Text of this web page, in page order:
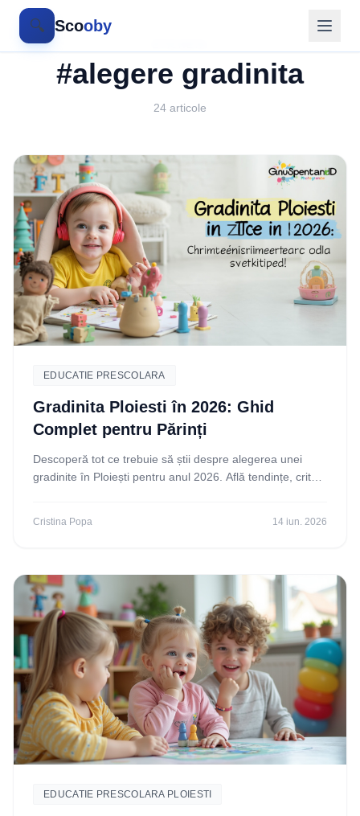
🔍 Scooby
#alegere gradinita
24 articole
EDUCATIE PRESCOLARA
Gradinita Ploiesti în 2026: Ghid
Complet pentru Părinți
Descoperă tot ce trebuie să știi despre alegerea unei
gradinite în Ploiești pentru anul 2026. Află tendințe, criterii
Cristina Popa 14 iun. 2026
EDUCATIE PRESCOLARA PLOIESTI